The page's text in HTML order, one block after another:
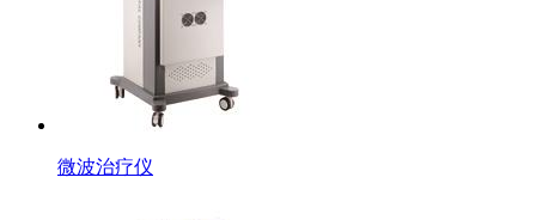
微波治疗仪